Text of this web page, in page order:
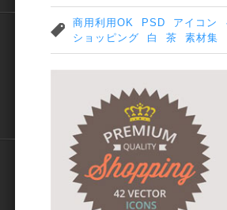
商用利用OK PSD アイコン
ショッピング
白 茶 素材集